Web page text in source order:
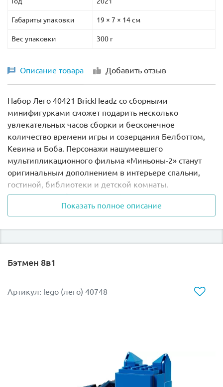
Габариты упаковки 19 × 7 × 14 см
Вес упаковки 300 г
Описание товара Добавить отзыв
Набор Лего 40421 BrickHeadz со сборными
минифигурками сможет подарить несколько
увлекательных часов сборки и бесконечное
количество времени игры и созерцания Белботтом,
Кевина и Боба. Персонажи нашумевшего
мультипликационного фильма «Миньоны-2» станут
оригинальным дополнением в интерьере спальни,
гостиной, библиотеки и детской комнаты.
Коллекционный конструктор Lego идеален для
подарка поклонникам миньонов, а также всем, кто
главными героями культового полнометражного
доставить неприятности окружающим и как
заставить милых миньонов работать на зло.
Кевин — высокий миньон с черным чубчиком.
Показать полное описание
Бэтмен 8в1
Артикул: lego (лего) 40748